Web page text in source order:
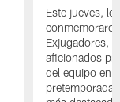
Este jueves,
Exjugadores,
aficionados
del equipo en
pretemporada